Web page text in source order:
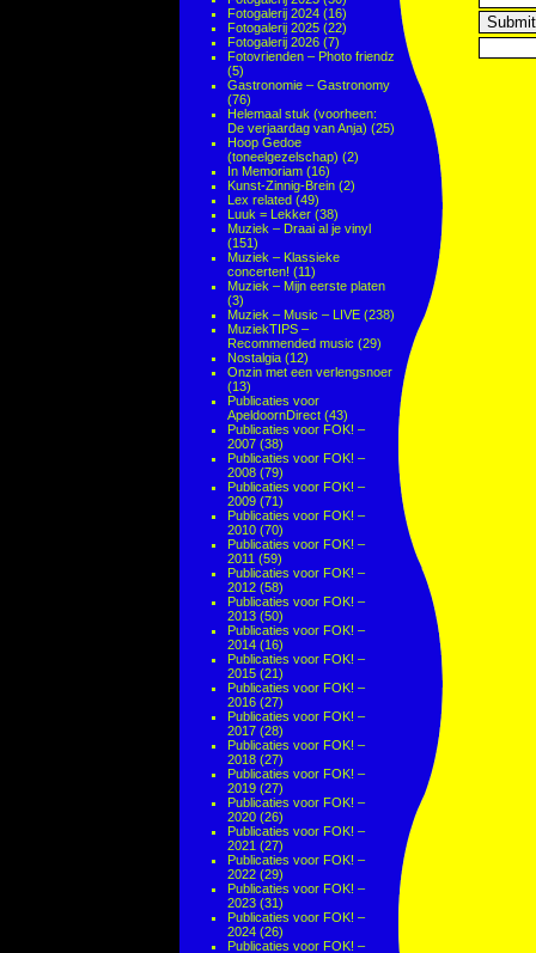
Fotogalerij 2024 (16)
Fotogalerij 2025 (22)
Fotogalerij 2026 (7)
Fotovrienden – Photo friendz
(5)
Gastronomie – Gastronomy
(76)
Helemaal stuk (voorheen:
De verjaardag van Anja) (25)
Hoop Gedoe
(toneelgezelschap) (2)
In Memoriam (16)
Kunst-Zinnig-Brein (2)
Lex related (49)
Luuk = Lekker (38)
Muziek – Draai al je vinyl
(151)
Muziek – Klassieke
concerten! (11)
Muziek – Mijn eerste platen
(3)
Muziek – Music – LIVE (238)
MuziekTIPS –
Recommended music (29)
Nostalgia (12)
Onzin met een verlengsnoer
(13)
Publicaties voor
ApeldoornDirect (43)
Publicaties voor FOK! –
2007 (38)
Publicaties voor FOK! –
2008 (79)
Publicaties voor FOK! –
2009 (71)
Publicaties voor FOK! –
2010 (70)
Publicaties voor FOK! –
2011 (59)
Publicaties voor FOK! –
2012 (58)
Publicaties voor FOK! –
2013 (50)
Publicaties voor FOK! –
2014 (16)
Publicaties voor FOK! –
2015 (21)
Publicaties voor FOK! –
2016 (27)
Publicaties voor FOK! –
2017 (28)
Publicaties voor FOK! –
2018 (27)
Publicaties voor FOK! –
2019 (27)
Publicaties voor FOK! –
2020 (26)
Publicaties voor FOK! –
2021 (27)
Publicaties voor FOK! –
2022 (29)
Publicaties voor FOK! –
2023 (31)
Publicaties voor FOK! –
2024 (26)
Publicaties voor FOK! –